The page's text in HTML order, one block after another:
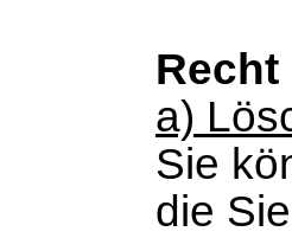
Recht
a)
Sie
die